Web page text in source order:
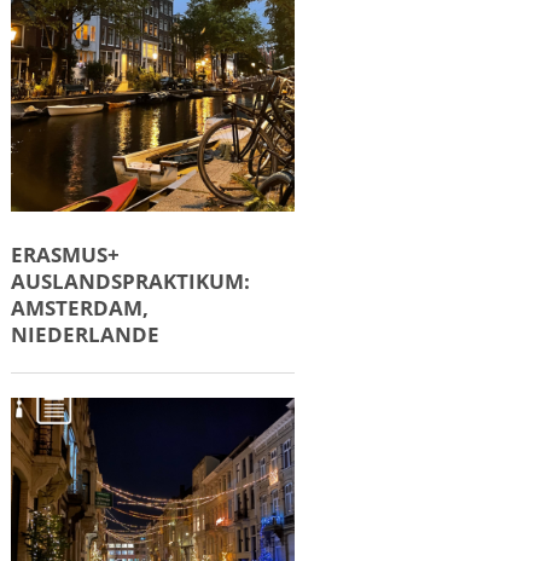
ERASMUS+
AUSLANDSPRAKTIKUM:
AMSTERDAM,
NIEDERLANDE